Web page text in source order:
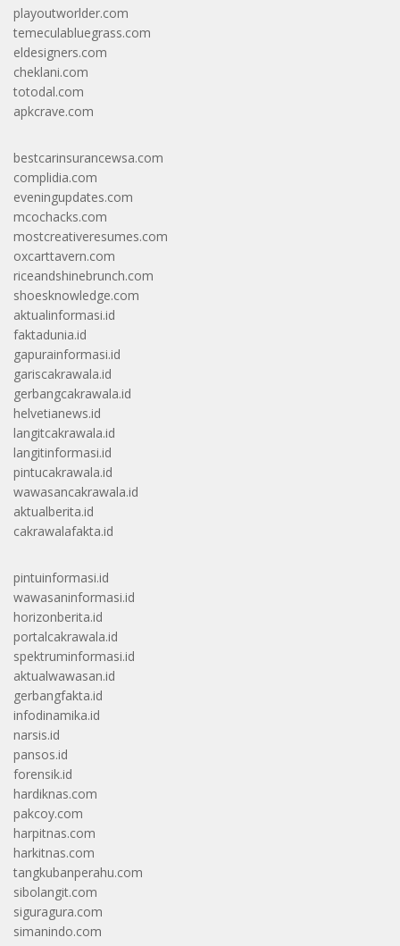
playoutworlder.com
temeculabluegrass.com
eldesigners.com
cheklani.com
totodal.com
apkcrave.com
bestcarinsurancewsa.com
complidia.com
eveningupdates.com
mcochacks.com
mostcreativeresumes.com
oxcarttavern.com
riceandshinebrunch.com
shoesknowledge.com
aktualinformasi.id
faktadunia.id
gapurainformasi.id
gariscakrawala.id
gerbangcakrawala.id
helvetianews.id
langitcakrawala.id
langitinformasi.id
pintucakrawala.id
wawasancakrawala.id
aktualberita.id
cakrawalafakta.id
pintuinformasi.id
wawasaninformasi.id
horizonberita.id
portalcakrawala.id
spektruminformasi.id
aktualwawasan.id
gerbangfakta.id
infodinamika.id
narsis.id
pansos.id
forensik.id
hardiknas.com
pakcoy.com
harpitnas.com
harkitnas.com
tangkubanperahu.com
sibolangit.com
siguragura.com
simanindo.com